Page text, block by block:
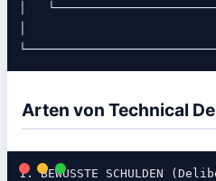
│
Arten von Technical
1. BEWUSSTE SCHULDEN